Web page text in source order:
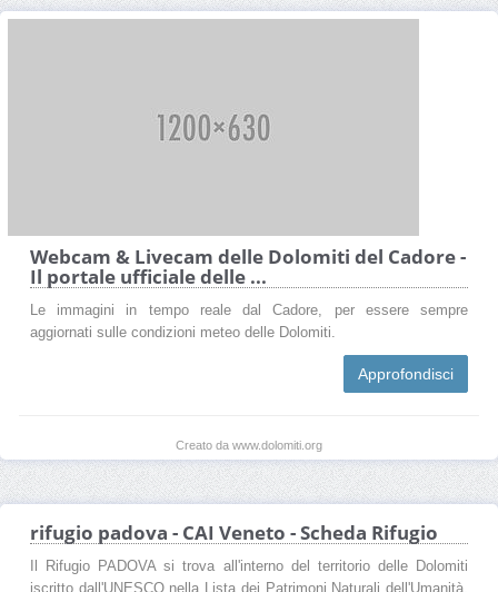
Webcam & Livecam delle Dolomiti del Cadore -
Il portale ufficiale delle ...
Le immagini in tempo reale dal Cadore, per essere sempre
aggiornati sulle condizioni meteo delle Dolomiti.
Approfondisci
Creato da www.dolomiti.org
rifugio padova - CAI Veneto - Scheda Rifugio
Il Rifugio PADOVA si trova all'interno del territorio delle Dolomiti
iscritto dall'UNESCO nella Lista dei Patrimoni Naturali dell'Umanità.